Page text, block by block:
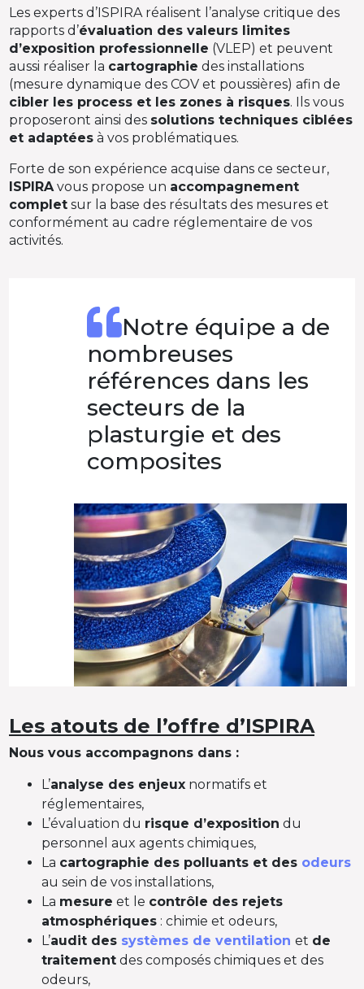
Les experts d’ISPIRA réalisent l’analyse critique des
rapports d’évaluation des valeurs limites
d’exposition professionnelle (VLEP) et peuvent
aussi réaliser la cartographie des installations
(mesure dynamique des COV et poussières) afin de
cibler les process et les zones à risques. Ils vous
proposeront ainsi des solutions techniques ciblées
et adaptées à vos problématiques.
Forte de son expérience acquise dans ce secteur,
ISPIRAvous propose un accompagnement
complet sur la base des résultats des mesures et
conformément au cadre réglementaire de vos
activités.
Notre équipe a de
nombreuses
références dans les
secteurs de la
plasturgie et des
composites
Les atouts de l’offre d’ISPIRA
Nous vous accompagnons dans :
L’analyse des enjeux normatifs et
réglementaires,
L’évaluation du risque d’exposition du
personnel aux agents chimiques,
La cartographie des polluants et des odeurs
au sein de vos installations,
La mesure et le contrôle des rejets
atmosphériques : chimie et odeurs,
L’audit des systèmes de ventilation et de
traitement des composés chimiques et des
odeurs,